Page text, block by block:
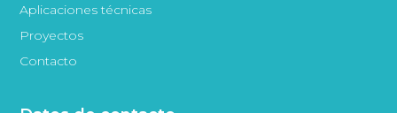
Aplicaciones técnicas
Proyectos
Contacto